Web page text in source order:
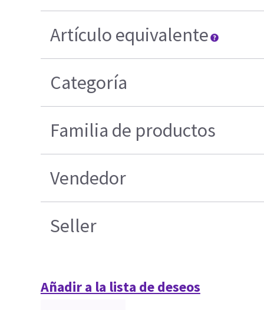
Artículo equivalente
Categoría
Familia de productos
Vendedor
Seller
Añadir a la lista de deseos